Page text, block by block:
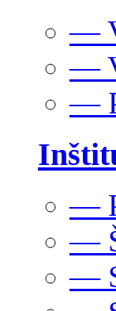
—
—
—
—
—
—